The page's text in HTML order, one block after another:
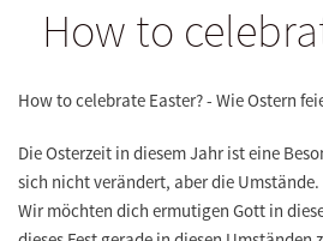
How to
How to celebrate Easter?- Wie Ostern
DieOsterzeit in diesem Jahr ist eine
sich nicht verändert, aber die Umstände.
Wir möchten dich ermutigen Gott in